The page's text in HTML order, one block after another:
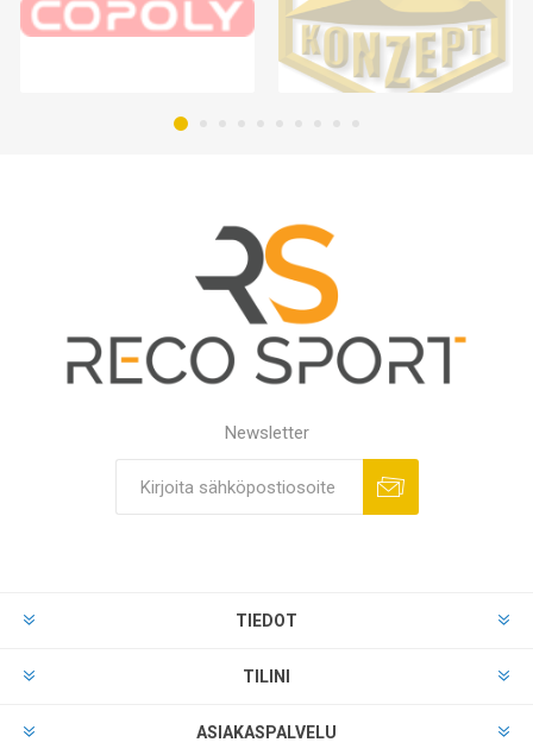
Newsletter
TIEDOT
TILINI
ASIAKASPALVELU